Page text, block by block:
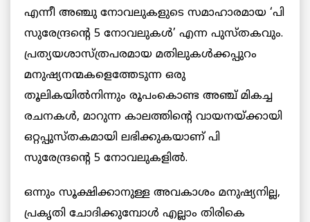
എന്നീ അഞ്ചു നോവലുകളുടെ സമാഹാരമായ ‘പി
സുരേന്ദ്രന്റെ 5 നോവലുകൾ’ എന്ന പുസ്തകവും.
പ്രത്യയശാസ്ത്രപരമായ മതിലുകൾക്കപ്പുറം
മനുഷ്യനന്മകളെത്തേടുന്ന ഒരു
തൂലികയിൽനിന്നും രൂപംകൊണ്ട അഞ്ച് മികച്ച
രചനകൾ, മാറുന്ന കാലത്തിന്റെ വായനയ്ക്കായി
ഒറ്റപ്പുസ്തകമായി ലഭിക്കുകയാണ് പി
സുരേന്ദ്രന്റെ 5 നോവലുകളിൽ.
ഒന്നും സൂക്ഷിക്കാനുള്ള അവകാശം മനുഷ്യനില്ല,
പ്രകൃതി ചോദിക്കുമ്പോൾ എല്ലാം തിരികെ